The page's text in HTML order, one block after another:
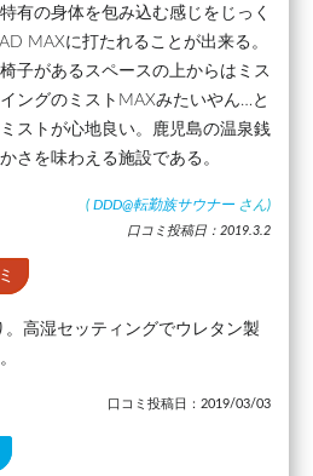
有の身体を包み込む感じをじっく
MAXに打たれることが出来る。
子があるスペースの上からはミス
ングのミストMAXみたいやん…と
ストが心地良い。鹿児島の温泉銭
さを味わえる施設である。
( DDD@転勤族サウナー さん)
口コミ投稿日：2019.3.2
高湿セッティングでウレタン製
口コミ投稿日：2019/03/03